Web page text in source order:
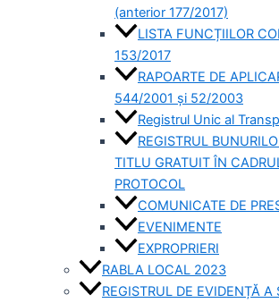
(anterior 177/2017)
LISTA FUNCȚIILOR
153/2017
RAPOARTE DE
544/2001 și 52/2003
Registrul Unic al
REGISTRUL
TITLU GRATUIT ÎN
PROTOCOL
COMUNICATE DE
EVENIMENTE
EXPROPRIERI
RABLA LOCAL 2023
REGISTRUL DE EVIDENȚĂ A